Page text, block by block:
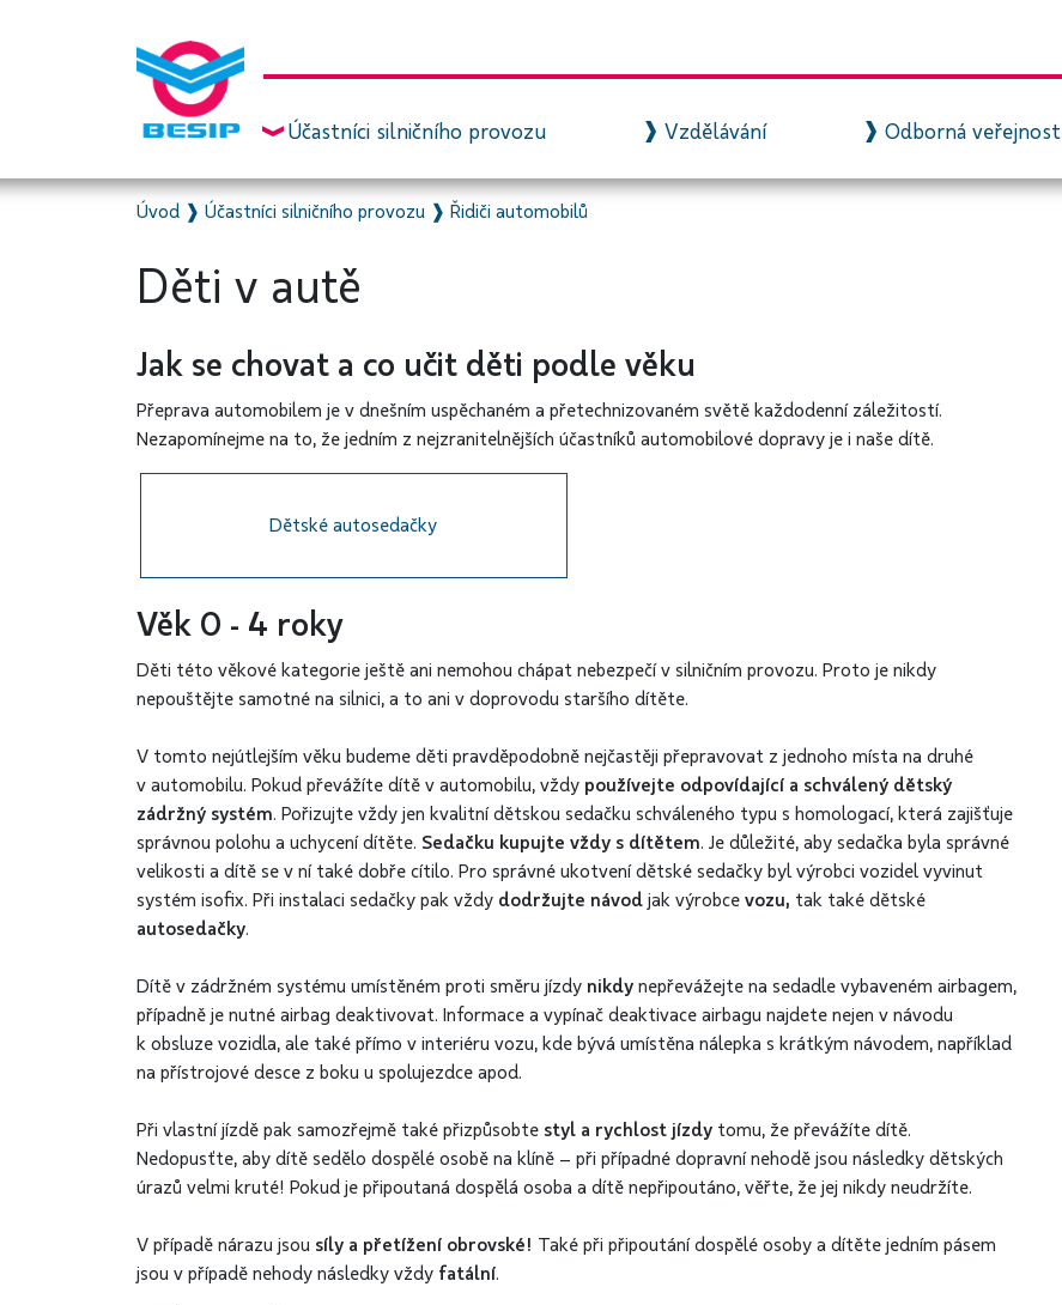
Účastníci silničního provozu Vzdělávání Odborná veřejnost
Úvod ❱ Účastníci silničního provozu ❱ Řidiči automobilů
Děti v autě
Jak se chovat a co učit děti podle věku
Přeprava automobilem je v dnešním uspěchaném a přetechnizovaném světě každodenní záležitostí.
Nezapomínejme na to, že jedním z nejzranitelnějších účastníků automobilové dopravy je i naše dítě.
Dětské autosedačky
Věk 0 - 4 roky
Děti této věkové kategorie ještě ani nemohou chápat nebezpečí v silničním provozu. Proto je nikdy
nepouštějte samotné na silnici, a to ani v doprovodu staršího dítěte.
V tomto nejútlejším věku budeme děti pravděpodobně nejčastěji přepravovat z jednoho místa na druhé
v automobilu. Pokud převážíte dítě v automobilu, vždy používejte odpovídající a schválený dětský
zádržný systém. Pořizujte vždy jen kvalitní dětskou sedačku schváleného typu s homologací, která zajišťuje
správnou polohu a uchycení dítěte. Sedačku kupujte vždy s dítětem. Je důležité, aby sedačka byla správné
velikosti a dítě se v ní také dobře cítilo. Pro správné ukotvení dětské sedačky byl výrobci vozidel vyvinut
systém isofix. Při instalaci sedačky pak vždy dodržujte návod jak výrobce vozu, tak také dětské
autosedačky.
Dítě v zádržném systému umístěném proti směru jízdy nikdy nepřevážejte na sedadle vybaveném airbagem,
případně je nutné airbag deaktivovat. Informace a vypínač deaktivace airbagu najdete nejen v návodu
k obsluze vozidla, ale také přímo v interiéru vozu, kde bývá umístěna nálepka s krátkým návodem, například
na přístrojové desce z boku u spolujezdce apod.
Při vlastní jízdě pak samozřejmě také přizpůsobte styl a rychlost jízdy tomu, že převážíte dítě.
Nedopusťte, aby dítě sedělo dospělé osobě na klíně – při případné dopravní nehodě jsou následky dětských
úrazů velmi kruté! Pokud je připoutaná dospělá osoba a dítě nepřipoutáno, věřte, že jej nikdy neudržíte.
V případě nárazu jsou síly a přetížení obrovské! Také při připoutání dospělé osoby a dítěte jedním pásem
jsou v případě nehody následky vždy fatální.